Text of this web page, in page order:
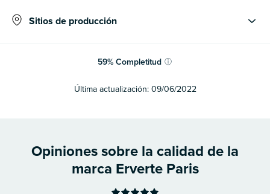
Sitios de producción
59% Completitud ⓘ
Última actualización: 09/06/2022
Opiniones sobre la calidad de la
marca Erverte Paris